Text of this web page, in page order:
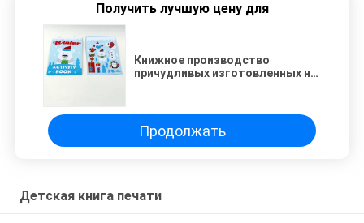
Получить лучшую цену для
Книжное производство
причудливых изготовленных на
Продолжать
Детская книга печати